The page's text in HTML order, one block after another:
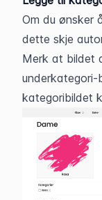
Om du ønsker
dette skje
Merk at bildet
underkategori-
kategoribildet